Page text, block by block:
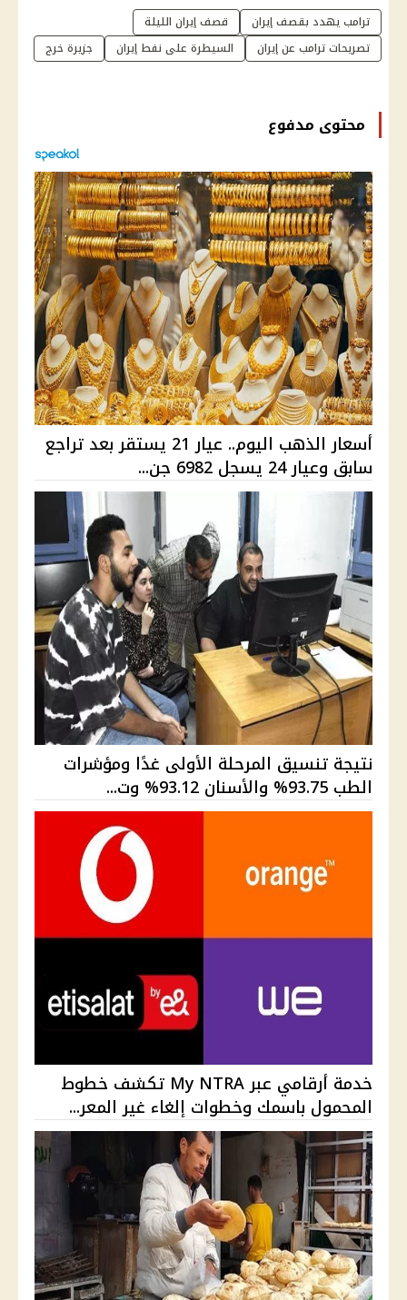
ترامب يهدد بقصف إيران
قصف إيران الليلة
تصريحات ترامب عن إيران
السيطرة على نفط إيران جزيرة خرج
محتوى مدفوع
أسعار الذهب اليوم.. عيار 21 يستقر بعد تراجع
سابق وعيار 24 يسجل 6982 جن...
نتيجة تنسيق المرحلة الأولى غدًا ومؤشرات
الطب 93.75% والأسنان 93.12% وت...
خدمة أرقامي عبر My NTRA تكشف خطوط
المحمول باسمك وخطوات إلغاء غير المعر...